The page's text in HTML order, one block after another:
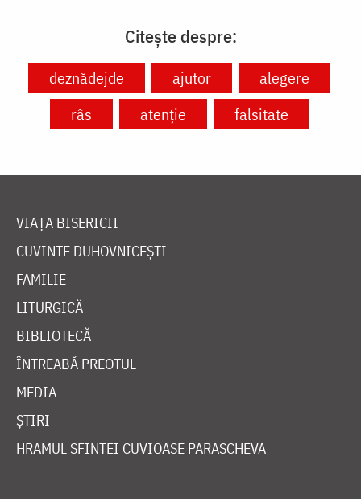
Citește despre:
deznădejde ajutor
alegere
râs
atenție falsitate
VIAȚA BISERICII
CUVINTE DUHOVNICEȘTI
FAMILIE
LITURGICĂ
BIBLIOTECĂ
ÎNTREABĂ PREOTUL
MEDIA
ȘTIRI
HRAMUL SFINTEI CUVIOASE PARASCHEVA